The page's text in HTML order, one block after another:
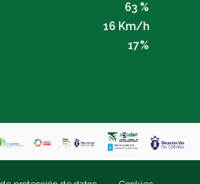
63 %
16 Km/h
17%